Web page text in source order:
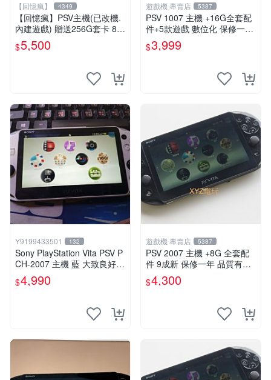
【回憶瘋】 4349
【回憶瘋】PSV主機(已改機.
內建遊戲) 贈送256G套卡 8成
新 遊戲機 PSVITA
$5,500
遊戲機 專賣店 5387
PSV 1007 主機 +16G全套配
件+5款遊戲 數位化 保修一年
品質有保障
$3,999
Y9199433501 132
Sony PlayStation Vita PSV P
CH-2007 主機 藍 大致良好
送絕版YAMATO保殼
$4,990
遊戲機 專賣店 5387
PSV 2007 主機 +8G 全套配
件 9成新 保修一年 品質有保
$4,300